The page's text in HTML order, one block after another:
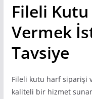
Fileli
Vermek
Tavsiye
Fileli kutu harf siparişi
kaliteli bir hizmet